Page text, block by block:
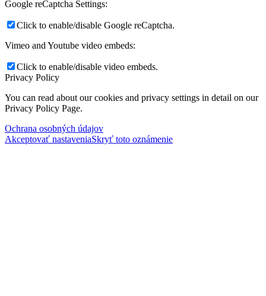
Google reCaptcha Settings:
Click to enable/disable Google reCaptcha.
Vimeo and Youtube video embeds:
Click to enable/disable video embeds.
Privacy Policy
You can read about our cookies and privacy settings in detail on our
Privacy Policy Page.
Ochrana osobných údajov
Akceptovať nastaveniaSkryť toto oznámenie